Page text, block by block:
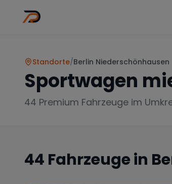
Standorte/Berlin Niederschönhausen
Sportwagen
44 Premium Fahrzeuge im
44 Fahrzeuge in